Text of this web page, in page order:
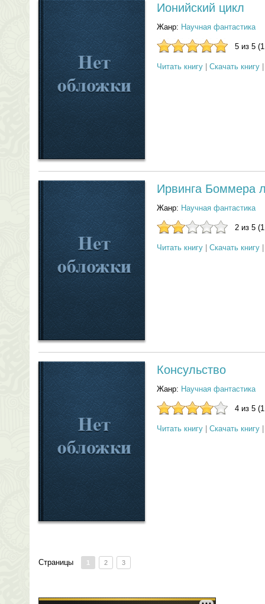
Ионийский цикл
Жанр: Научная фантастика
5 из 5
Читать книгу Скачать книгу
Ирвинга Боммера
Жанр: Научная фантастика
2 из 5
Читать книгу Скачать книгу
Консульство
Жанр: Научная фантастика
4 из 5
Читать книгу Скачать книгу
Страницы 1 2 3